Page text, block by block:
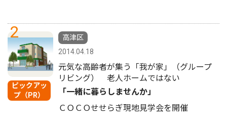
2
ピックアッ
プ（PR）
高津区
2014.04.18
元気な高齢者が集う「我が家」（グループ
リビング） 老人ホームではない
「一緒に暮らしませんか」
ＣＯＣＯせせらぎ現地見学会を開催